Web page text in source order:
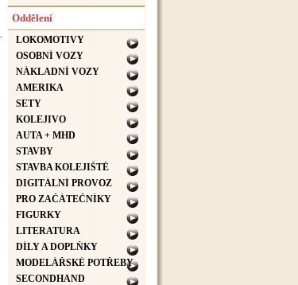
Oddělení
LOKOMOTIVY
OSOBNÍ VOZY
NÁKLADNÍ VOZY
AMERIKA
SETY
KOLEJIVO
AUTA + MHD
STAVBY
STAVBA KOLEJIŠTĚ
DIGITÁLNÍ PROVOZ
PRO ZAČÁTEČNÍKY
FIGURKY
LITERATURA
DÍLY A DOPLŇKY
MODELÁŘSKÉ POTŘEBY
SECONDHAND